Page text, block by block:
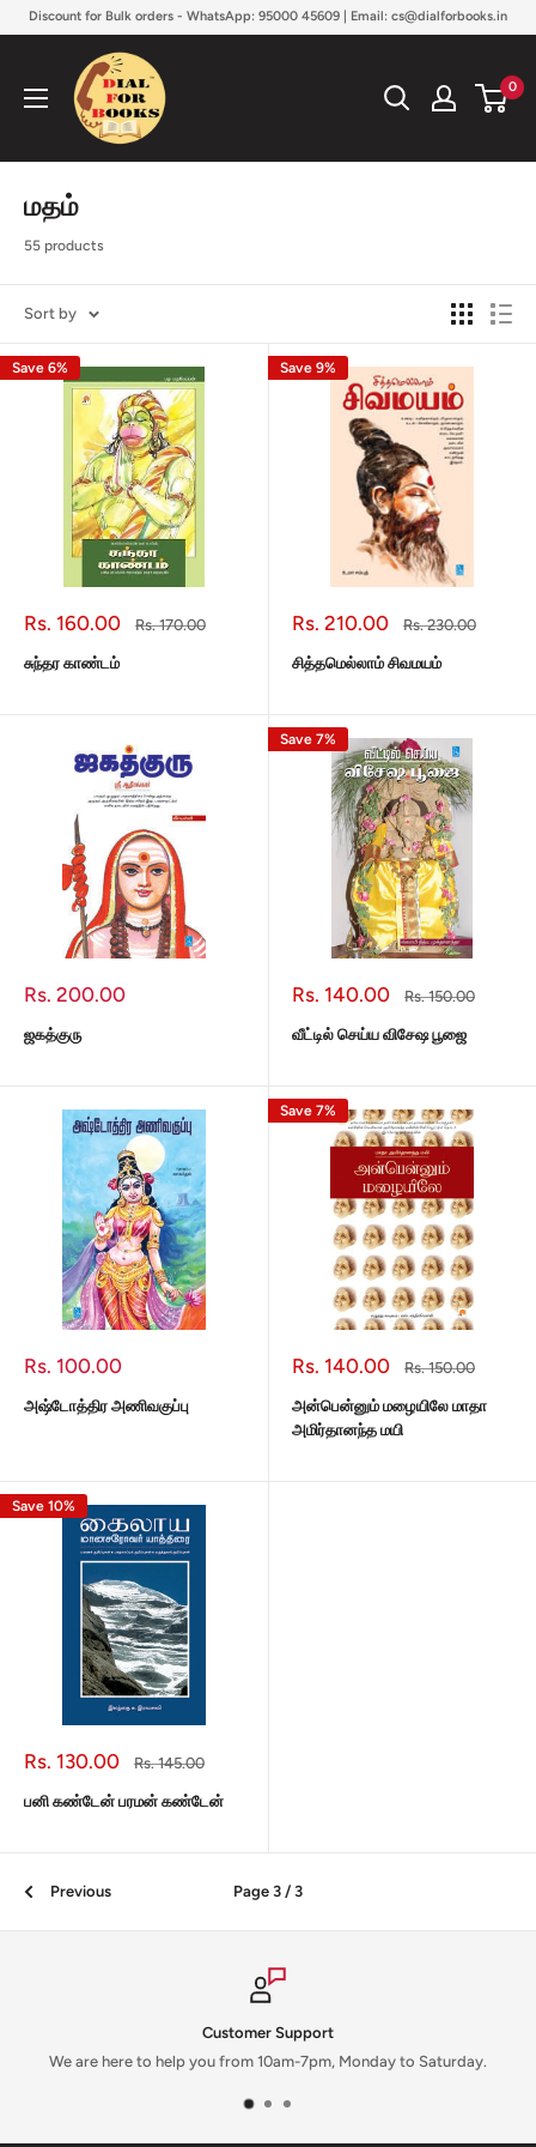
Discount for Bulk orders - WhatsApp: 95000 45609 | Email: cs@dialforbooks.in
Dialforbooks
0
மதம்
55 products
Sort by
Save 6%
Sale
Rs. 160.00
Regular
Rs. 170.00
சுந்தர காண்டம்
Save 9%
Sale
Rs. 210.00
Regular
Rs. 230.00
சித்தமெல்லாம் சிவமயம்
Sale
Rs. 200.00
ஜகத்குரு
Save 7%
Sale
Rs. 140.00
Regular
Rs. 150.00
வீட்டில் செய்ய விசேஷ பூஜை
Sale
Rs. 100.00
அஷ்டோத்திர அணிவகுப்பு
Save 7%
Sale
Rs. 140.00
Regular
Rs. 150.00
அன்பென்னும் மழையிலே மாதா
அமிர்தானந்த மயி
Save 10%
Sale
Rs. 130.00
Regular
Rs. 145.00
பனி கண்டேன் பரமன் கண்டேன்
Previous Page 3 / 3
Customer Support
We are here to help you from 10am-7pm, Monday to Saturday.